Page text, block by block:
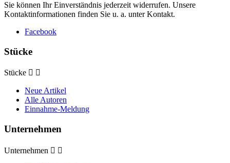
Sie können Ihr Einverständnis jederzeit widerrufen. Unsere
Kontaktinformationen finden Sie u. a. unter Kontakt.
Facebook
Stücke
Stücke  
Neue Artikel
Alle Autoren
Einnahme-Meldung
Unternehmen
Unternehmen  